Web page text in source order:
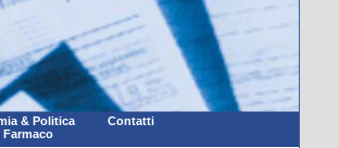
& Politica
Farmaco
Contatti